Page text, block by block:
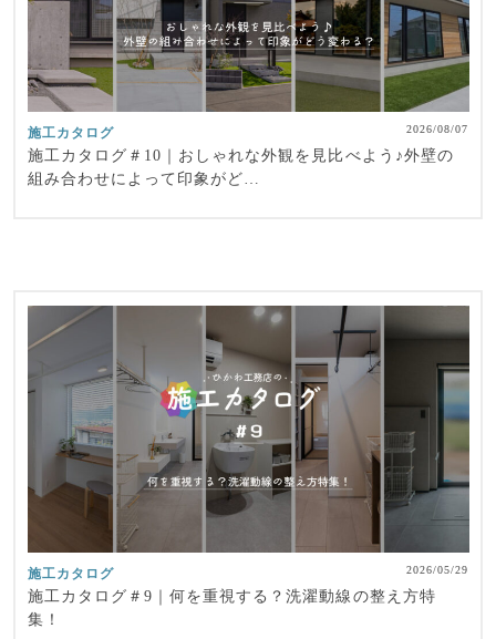
施工カタログ 2026/08/07
施工カタログ＃10｜おしゃれな外観を見比べよう♪外壁の
組み合わせによって印象がど…
施工カタログ 2026/05/29
施工カタログ＃9｜何を重視する？洗濯動線の整え方特
集！